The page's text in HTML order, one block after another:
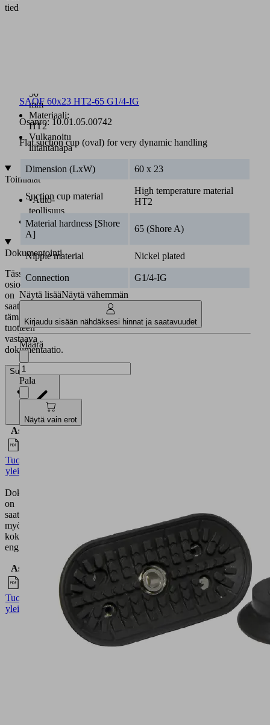
tiedot
50
mm
Materiaali:
HT2
Vulkanoitu
liitäntänapa
Toimialat
•Auto-
teollisuus
•Metalli
Dokumentointi
Tässä
osiossa
on
saatavilla
tämän
tuotteen
vastaava
dokumentaatio.
Suomalainen
Asiakirjat
Tuoteperheen
yleiskatsaus
Dokumentaatio
on
saatavilla
myös
kokonaan
englanniksi.
Asiakirjat Kieli
Tuoteperheen
yleiskatsaus
Englanti
SAOF 60x23 HT2-65 G1/4-IG
Osanro:10.01.05.00742
Flat suction cup (oval) for very dynamic handling
Dimension (LxW) 60 x 23
Suction cup material
High temperature material
HT2
Material hardness [Shore
A]
65 (Shore A)
Nipple material Nickel plated
Connection
G1/4-IG
Näytä lisääNäytä vähemmän
Kirjaudu sisään nähdäksesi hinnat ja saatavuudet
Määrä
Pala
Näytä vain erot